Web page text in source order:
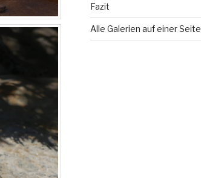
Fazit
Alle Galerien auf einer Seite